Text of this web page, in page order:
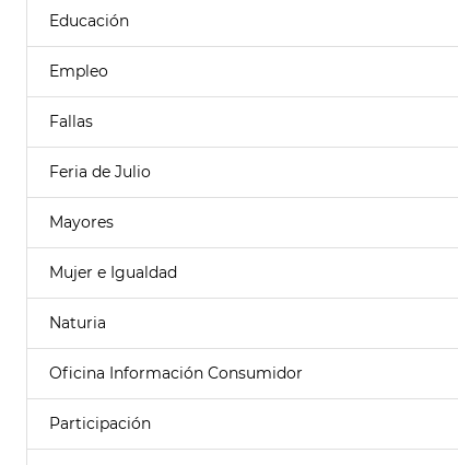
Educación
Empleo
Fallas
Feria de Julio
Mayores
Mujer e Igualdad
Naturia
Oficina Información Consumidor
Participación